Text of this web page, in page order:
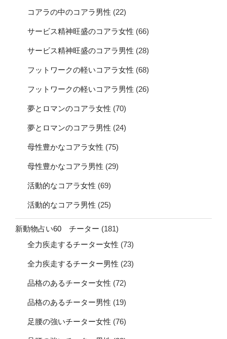
コアラの中のコアラ男性 (22)
サービス精神旺盛のコアラ女性 (66)
サービス精神旺盛のコアラ男性 (28)
フットワークの軽いコアラ女性 (68)
フットワークの軽いコアラ男性 (26)
夢とロマンのコアラ女性 (70)
夢とロマンのコアラ男性 (24)
母性豊かなコアラ女性 (75)
母性豊かなコアラ男性 (29)
活動的なコアラ女性 (69)
活動的なコアラ男性 (25)
新動物占い60 チーター (181)
全力疾走するチーター女性 (73)
全力疾走するチーター男性 (23)
品格のあるチーター女性 (72)
品格のあるチーター男性 (19)
足腰の強いチーター女性 (76)